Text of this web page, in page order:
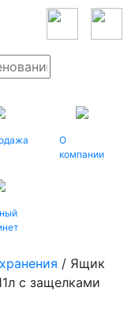
О
компании
/ Ящик
с защелками